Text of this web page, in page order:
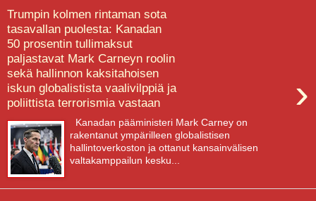
Trumpin kolmen rintaman sota
tasavallan puolesta: Kanadan
50 prosentin tullimaksut
paljastavat Mark Carneyn roolin
sekä hallinnon kaksitahoisen
iskun globalistista vaalivilppiä ja
poliittista terrorismia vastaan
›
Kanadan pääministeri Mark Carney on
rakentanut ympärilleen globalistisen
hallintoverkoston ja ottanut kansainvälisen
valtakamppailun kesku...